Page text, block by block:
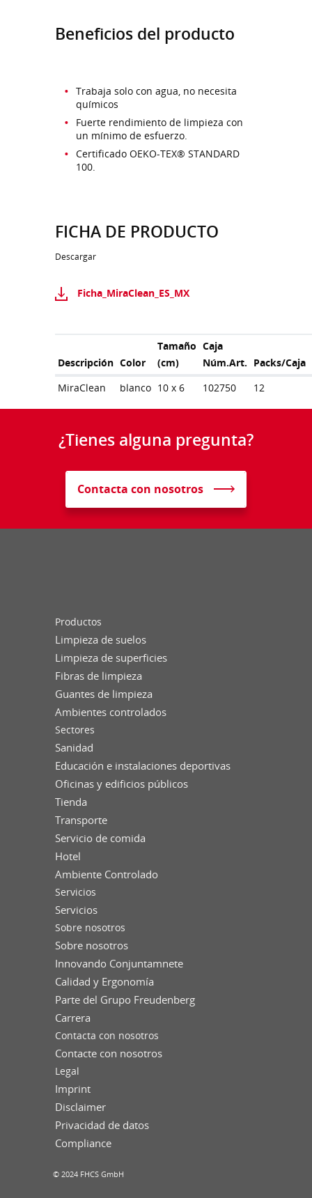
Beneficios del producto
Trabaja solo con agua, no necesita
químicos
Fuerte rendimiento de limpieza con
un mínimo de esfuerzo.
Certificado OEKO-TEX® STANDARD
100.
FICHA DE PRODUCTO
Descargar
Ficha_MiraClean_ES_MX
Descripción Color
Tamaño
(cm)
Caja
Núm.Art. Packs/Caja
MiraClean
blanco 10 x 6 102750 12
¿Tienes alguna pregunta?
Contacta con nosotros
Productos
Limpieza de suelos
Limpieza de superficies
Fibras de limpieza
Guantes de limpieza
Ambientes controlados
Sectores
Sanidad
Educación e instalaciones deportivas
Oficinas y edificios públicos
Tienda
Transporte
Servicio de comida
Hotel
Ambiente Controlado
Servicios
Servicios
Sobre nosotros
Sobre nosotros
Innovando Conjuntamnete
Calidad y Ergonomía
Parte del Grupo Freudenberg
Carrera
Contacta con nosotros
Contacte con nosotros
Legal
Imprint
Disclaimer
Privacidad de datos
Compliance
© 2024 FHCS GmbH